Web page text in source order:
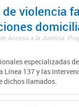
violencia
Acceso a la Justicia.
especializadas
137 y las
dichos llamados.